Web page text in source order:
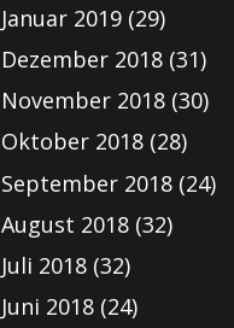
Januar 2019(29)
Dezember 2018(31)
November 2018(30)
Oktober 2018(28)
September 2018(24)
August 2018(32)
Juli 2018(32)
Juni 2018(24)